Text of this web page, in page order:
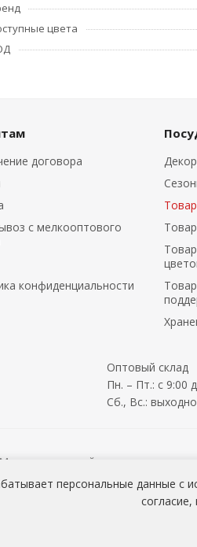
цвета
договора
с мелкооптового
конфиденциальности
Оптовый склад
Пн. – Пт.: с 9:00
Сб., Вс.:
уточняйте у менеджеров
(Cash&Carry) по телефону:
и товары для сада ОПТОМ
персональные данные с